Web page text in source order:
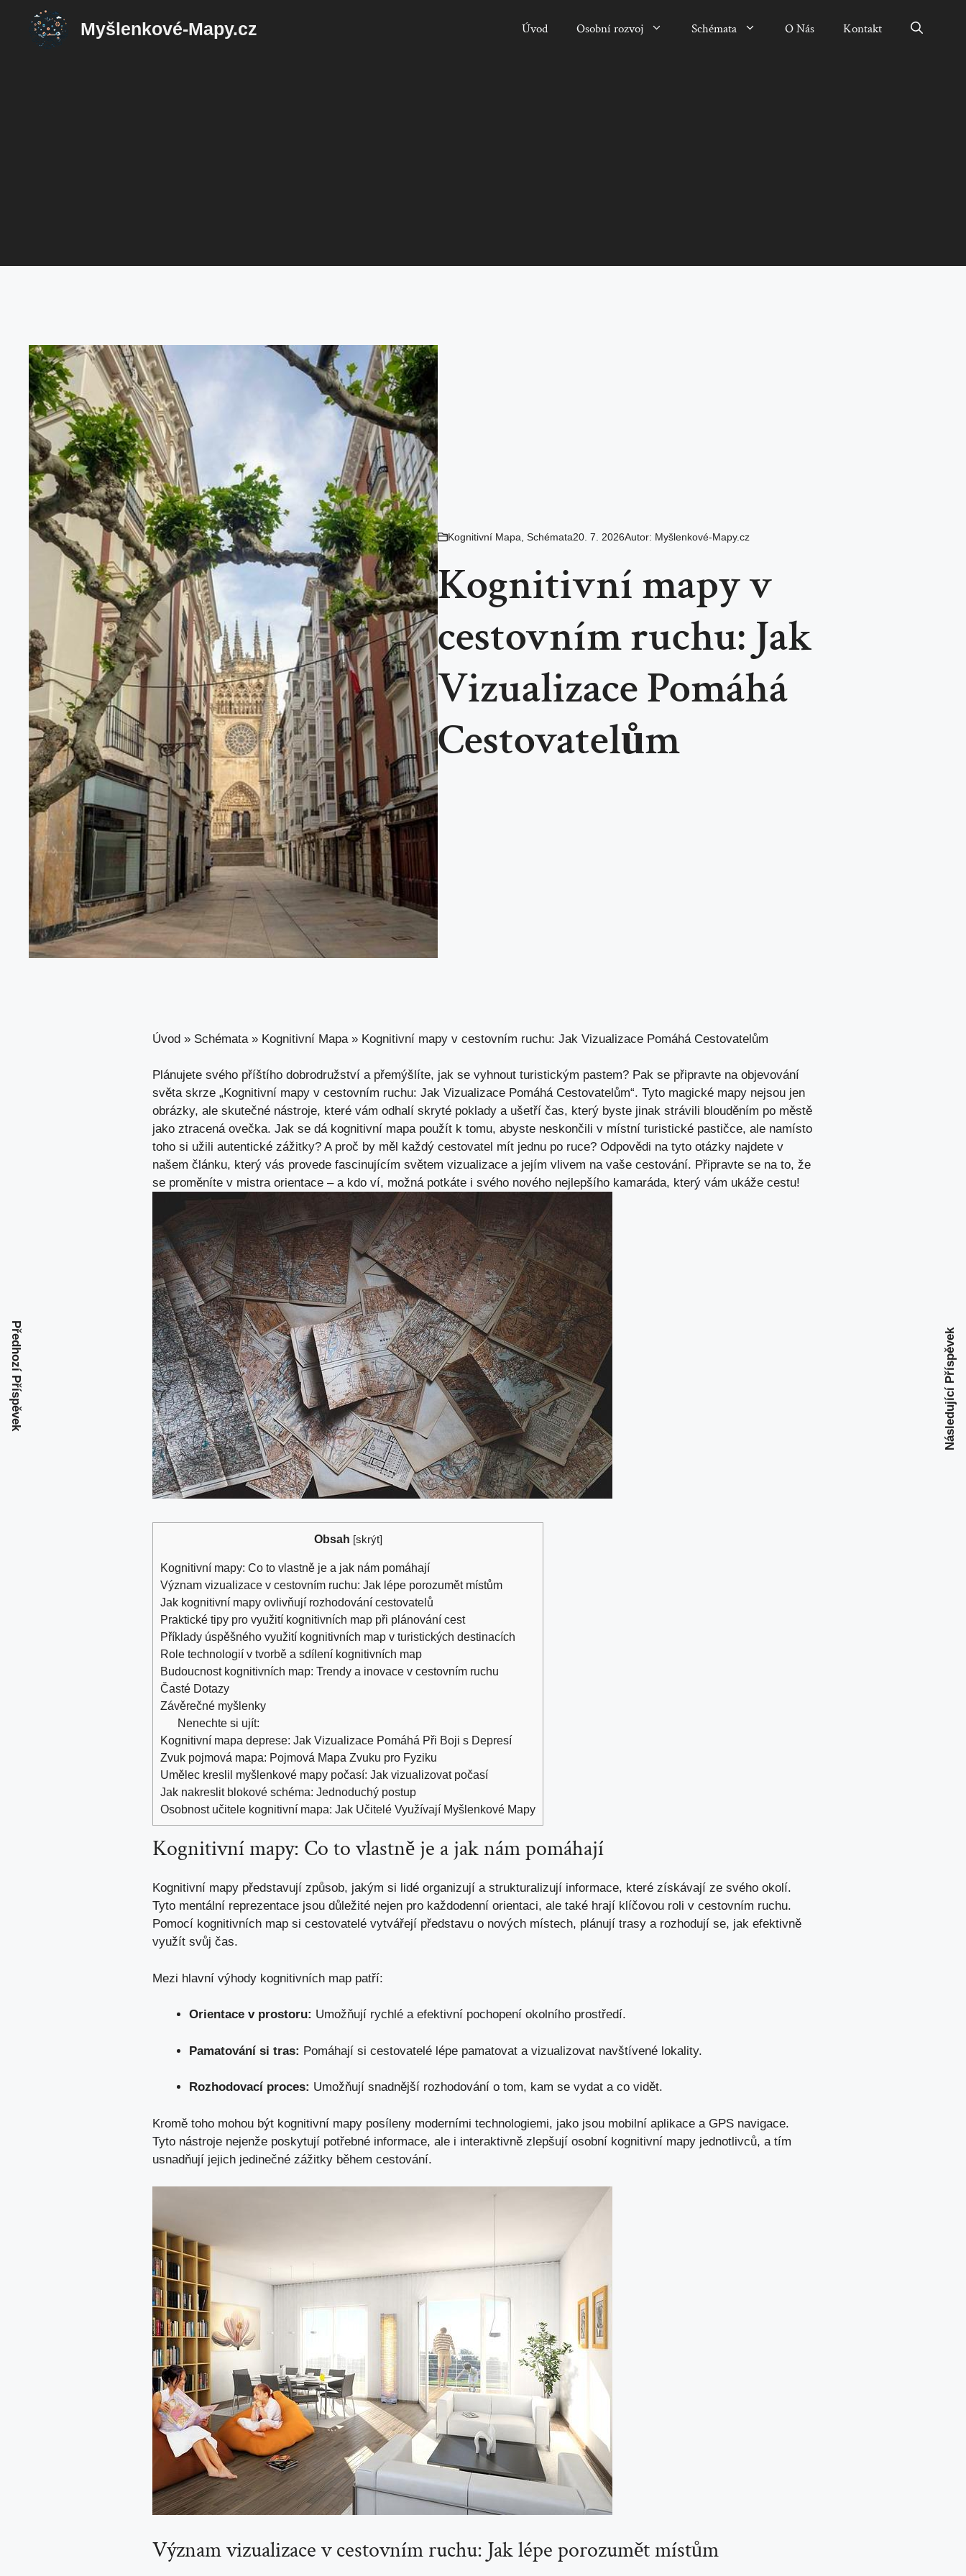
Přeskočit
Myšlenkové-Mapy.cz Úvod Osobní rozvoj Schémata O Nás Kontakt
Kognitivní Mapa Schémata20. 7. 2026Autor: Myšlenkové-Mapy.cz
Kognitivní mapy v
cestovním ruchu: Jak
Vizualizace Pomáhá
Cestovatelům
Úvod » Schémata » Kognitivní Mapa » Kognitivní mapy v cestovním ruchu: Jak Vizualizace Pomáhá Cestovatelům
Plánujete svého příštího dobrodružství a přemýšlíte, jak se vyhnout turistickým pastem? Pak se připravte na objevování
světa skrze „Kognitivní mapy v cestovním ruchu: Jak Vizualizace Pomáhá Cestovatelům“. Tyto magické mapy nejsou jen
obrázky, ale skutečné nástroje, které vám odhalí skryté poklady a ušetří čas, který byste jinak strávili blouděním po městě
jako ztracená ovečka. Jak se dá kognitivní mapa použít k tomu, abyste neskončili v místní turistické pastičce, ale namísto
toho si užili autentické zážitky? A proč by měl každý cestovatel mít jednu po ruce? Odpovědi na tyto otázky najdete v
našem článku, který vás provede fascinujícím světem vizualizace a jejím vlivem na vaše cestování. Připravte se na to, že
se proměníte v mistra orientace – a kdo ví, možná potkáte i svého nového nejlepšího kamaráda, který vám ukáže cestu!
Obsah [skrýt]
Kognitivní mapy: Co to vlastně je a jak nám pomáhají
Význam vizualizace v cestovním ruchu: Jak lépe porozumět místům
Jak kognitivní mapy ovlivňují rozhodování cestovatelů
Praktické tipy pro využití kognitivních map při plánování cest
Příklady úspěšného využití kognitivních map v turistických destinacích
Role technologií v tvorbě a sdílení kognitivních map
Budoucnost kognitivních map: Trendy a inovace v cestovním ruchu
Časté Dotazy
Závěrečné myšlenky
Nenechte si ujít:
Kognitivní mapa deprese: Jak Vizualizace Pomáhá Při Boji s Depresí
Zvuk pojmová mapa: Pojmová Mapa Zvuku pro Fyziku
Umělec kreslil myšlenkové mapy počasí: Jak vizualizovat počasí
Jak nakreslit blokové schéma: Jednoduchý postup
Osobnost učitele kognitivní mapa: Jak Učitelé Využívají Myšlenkové Mapy
Kognitivní mapy: Co to vlastně je a jak nám pomáhají
Kognitivní mapy představují způsob, jakým si lidé organizují a strukturalizují informace, které získávají ze svého okolí.
Tyto mentální reprezentace jsou důležité nejen pro každodenní orientaci, ale také hrají klíčovou roli v cestovním ruchu.
Pomocí kognitivních map si cestovatelé vytvářejí představu o nových místech, plánují trasy a rozhodují se, jak efektivně
využít svůj čas.
Mezi hlavní výhody kognitivních map patří:
Orientace v prostoru: Umožňují rychlé a efektivní pochopení okolního prostředí.
Pamatování si tras: Pomáhají si cestovatelé lépe pamatovat a vizualizovat navštívené lokality.
Rozhodovací proces: Umožňují snadnější rozhodování o tom, kam se vydat a co vidět.
Kromě toho mohou být kognitivní mapy posíleny moderními technologiemi, jako jsou mobilní aplikace a GPS navigace.
Tyto nástroje nejenže poskytují potřebné informace, ale i interaktivně zlepšují osobní kognitivní mapy jednotlivců, a tím
usnadňují jejich jedinečné zážitky během cestování.
Význam vizualizace v cestovním ruchu: Jak lépe porozumět místům
Předhozí Příspěvek Následující Příspěvek